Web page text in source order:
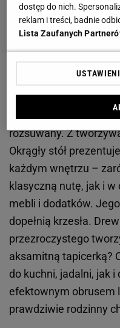
1. Stół okrągły:na
podstawie, albo na
podpierających
rozsuwany. Z
Okrągły stół
każdym wnętrzu –
klasyczną nutę, jak i
mebli i dodatków.
dopełnią krzesła.
przezroczystego
aksamitną tapicerką?
do kuchni, jadalni, jak
efektownym obrusem
prawdziwie rodzinny
dostęp do nich.
reklam i treści, badnie
Lista Zaufanych